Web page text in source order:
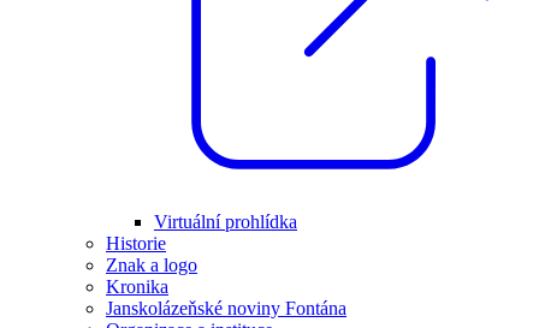
Virtuální prohlídka
Historie
Znak a logo
Kronika
Janskolázeňské noviny Fontána